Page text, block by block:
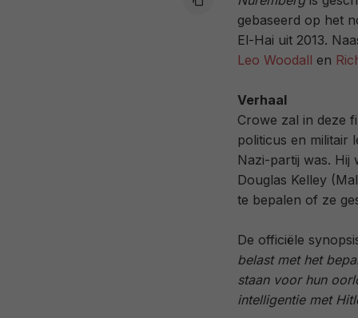
gebaseerd op het
El-Hai uit 2013.
Leo Woodall en
Verhaal
Crowe zal in deze
politicus en militair
Nazi-partij was. Hij
Douglas Kelley
te bepalen of ze
De officiële
belast met het
staan voor hun
intelligentie met